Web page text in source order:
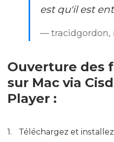
est qu'il est
— tracidgordon,
Ouverture des
sur Mac via
Player :
Téléchargez et